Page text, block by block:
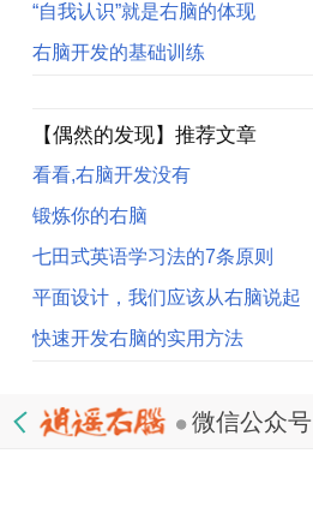
“自我认识”就是右脑的体现
右脑开发的基础训练
【偶然的发现】推荐文章
看看,右脑开发没有
锻炼你的右脑
七田式英语学习法的7条原则
平面设计，我们应该从右脑说起
快速开发右脑的实用方法
微信公众号